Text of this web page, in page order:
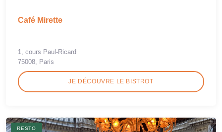
Café Mirette
1, cours Paul-Ricard
75008, Paris
JE DÉCOUVRE LE BISTROT
RESTO